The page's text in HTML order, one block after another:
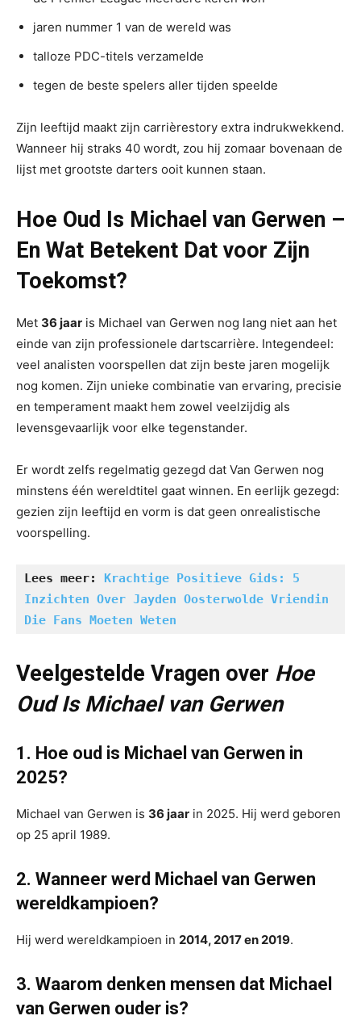
jaren nummer 1 van de wereld was
talloze PDC-titels verzamelde
tegen de beste spelers aller tijden speelde
Zijn leeftijd maakt zijn carrièrestory extra indrukwekkend.
Wanneer hij straks 40 wordt, zou hij zomaar bovenaan de
lijst met grootste darters ooit kunnen staan.
Hoe Oud Is Michael van Gerwen –
En Wat Betekent Dat voor Zijn
Toekomst?
Met 36 jaar is Michael van Gerwen nog lang niet aan het
einde van zijn professionele dartscarrière. Integendeel:
veel analisten voorspellen dat zijn beste jaren mogelijk
nog komen. Zijn unieke combinatie van ervaring, precisie
en temperament maakt hem zowel veelzijdig als
levensgevaarlijk voor elke tegenstander.
Er wordt zelfs regelmatig gezegd dat Van Gerwen nog
minstens één wereldtitel gaat winnen. En eerlijk gezegd:
gezien zijn leeftijd en vorm is dat geen onrealistische
voorspelling.
Lees meer:
Krachtige Positieve Gids: 5
Inzichten Over Jayden Oosterwolde Vriendin
Die Fans Moeten Weten
Veelgestelde Vragen over Hoe
Oud Is Michael van Gerwen
1. Hoe oud is Michael van Gerwen in
2025?
Michael van Gerwen is 36 jaar in 2025. Hij werd geboren
op 25 april 1989.
2. Wanneer werd Michael van Gerwen
wereldkampioen?
Hij werd wereldkampioen in 2014, 2017 en 2019.
3. Waarom denken mensen dat Michael
van Gerwen ouder is?